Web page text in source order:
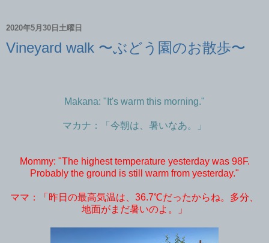
2020年5月30日土曜日
Vineyard walk 〜ぶどう園のお散歩〜
Makana: "It's warm this morning."
マカナ：「今朝は、暑いなあ。」
Mommy: "The highest temperature yesterday was 98F.
Probably the ground is still warm from yesterday."
ママ：「昨日の最高気温は、36.7℃だったからね。多分、
地面がまだ暑いのよ。」